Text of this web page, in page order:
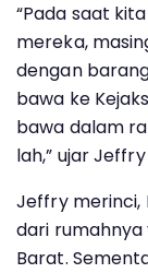
“Pada saat
mereka,
dengan
bawa ke
bawa dalam
lah,” ujar
Jeffry merinci,
dari rumahnya
Barat.